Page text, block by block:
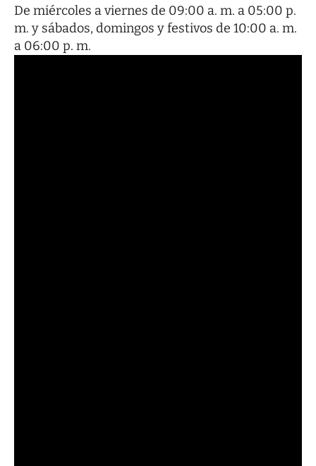
De miércoles a viernes de 09:00 a. m. a 05:00 p.
m. y sábados, domingos y festivos de 10:00 a. m.
a 06:00 p. m.